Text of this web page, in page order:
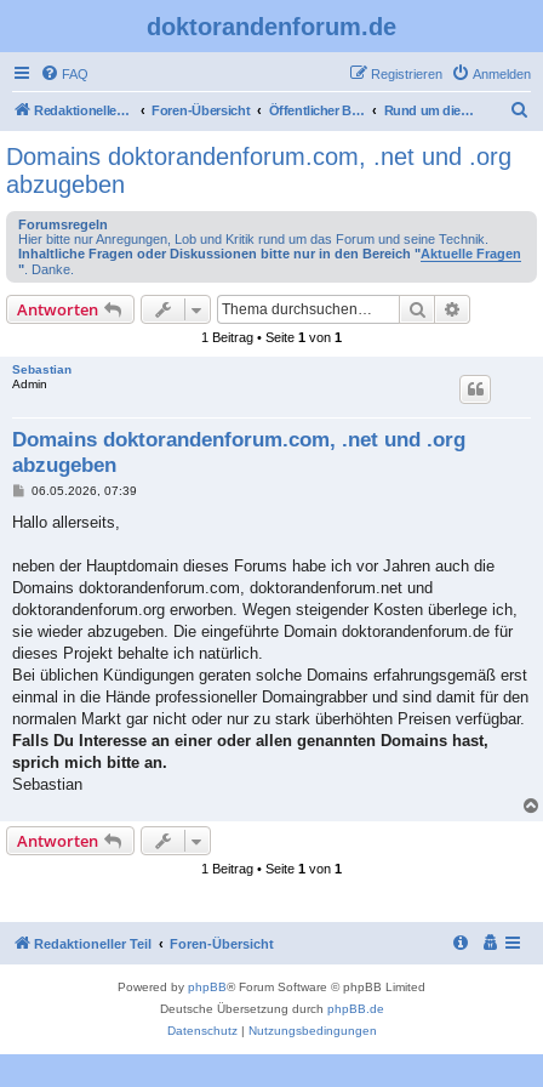
doktorandenforum.de
FAQ Anmelden
Registrieren
Redaktioneller Teil Foren-Übersicht Öffentlicher Bereich Rund um dieses Forum
Domains doktorandenforum.com, .net und .org
abzugeben
Forumsregeln
Hier bitte nur Anregungen, Lob und Kritik rund um das Forum und seine Technik.
Inhaltliche Fragen oder Diskussionen bitte nur in den Bereich "Aktuelle Fragen
" . Danke.
Antworten Suche
1 Beitrag • Seite 1 von 1
Sebastian
Admin
Domains doktorandenforum.com, .net und .org
abzugeben
B
i
a
06.05.2026, 07:39
Hallo allerseits,
neben der Hauptdomain dieses Forums habe ich vor Jahren auch die
Domains doktorandenforum.com, doktorandenforum.net und
doktorandenforum.org erworben. Wegen steigender Kosten überlege ich,
sie wieder abzugeben. Die eingeführte Domain doktorandenforum.de für
dieses Projekt behalte ich natürlich.
Bei üblichen Kündigungen geraten solche Domains erfahrungsgemäß erst
einmal in die Hände professioneller Domaingrabber und sind damit für den
normalen Markt gar nicht oder nur zu stark überhöhten Preisen verfügbar.
Falls Du Interesse an einer oder allen genannten Domains hast,
sprich mich bitte an.
Sebastian
Antworten
1 Beitrag • Seite 1 von 1
Redaktioneller Teil Foren-Übersicht
Powered by phpBB® Forum Software © phpBB Limited
Deutsche Übersetzung durch phpBB.de
Datenschutz| Nutzungsbedingungen